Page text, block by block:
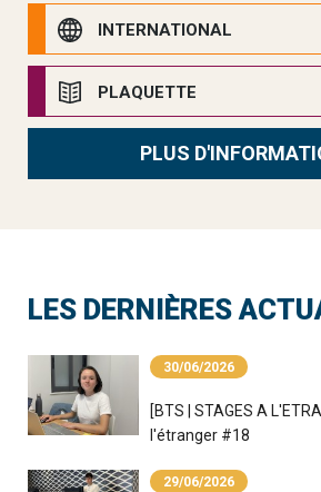
INTERNATIONAL
PLAQUETTE
PLUS
LES DERNIÈRES
30/06/2026
[BTS | STAGES A
l'étranger #18
29/06/2026